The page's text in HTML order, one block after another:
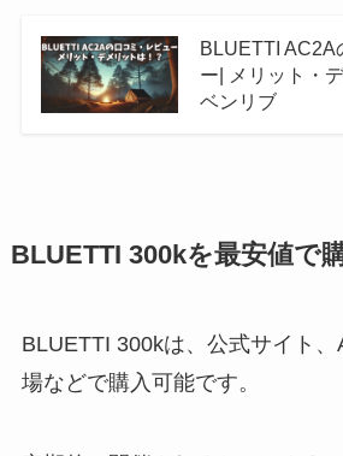
BLUETTI AC2A
ー| メリット・
ベンリブ
BLUETTI 300kを最安値で
BLUETTI 300kは、公式サイト
場などで購入可能です。